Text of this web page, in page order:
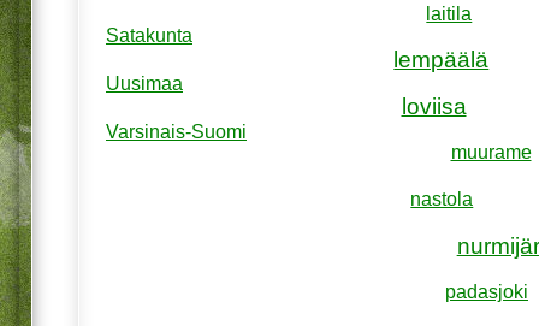
laitila
lempäälä
loviisa
muurame
nastola
padasjoki
Satakunta
Uusimaa
Varsinais-Suomi